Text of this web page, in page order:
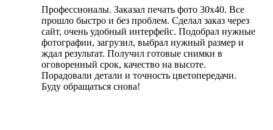
Профессионалы. Заказал печать фото 30х40. Все
прошло быстро и без проблем. Сделал заказ через
сайт, очень удобный интерфейс. Подобрал нужные
фотографии, загрузил, выбрал нужный размер и
ждал результат. Получил готовые снимки в
оговоренный срок, качество на высоте.
Порадовали детали и точность цветопередачи.
Буду обращаться снова!